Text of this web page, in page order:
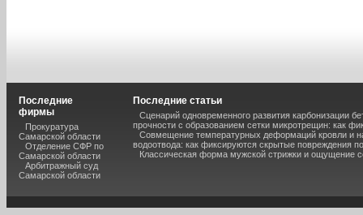
Последние
фирмы
Прокуратура
Самарской области
Отделение СФР по
Самарской области
Арбитражный суд
Самарской области
Последние статьи
Сценарий одновременного развития карбонизации
прочности с образованием сетки микротрещин: как
Совмещение температурных деформаций кровли и
водоотвода: как фиксируются скрытые повреждения
Классическая форма мужской стрижки и ощущение